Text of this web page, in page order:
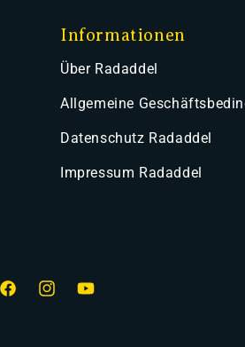
Informationen
Über Radaddel
Allgemeine
Datenschutz Radaddel
Impressum Radaddel
FacebookInstagramYouTube